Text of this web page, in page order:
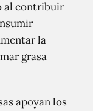
al contribuir
la
grasa
apoyan los